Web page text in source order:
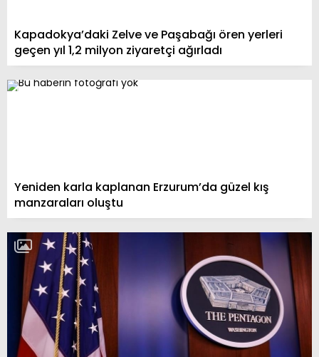
Kapadokya’daki Zelve ve Paşabağı ören yerleri
geçen yıl 1,2 milyon ziyaretçi ağırladı
Yeniden karla kaplanan Erzurum’da güzel kış
manzaraları oluştu